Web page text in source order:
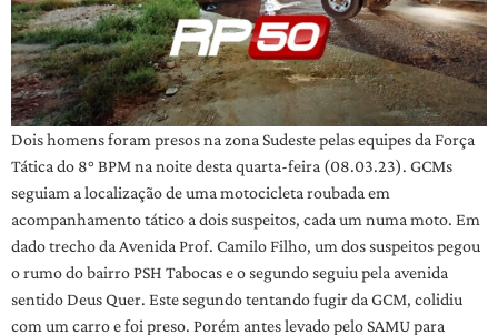
Dois homens foram presos na zona Sudeste pelas equipes da Força
Tática do 8° BPM na noite desta quarta-feira (08.03.23). GCMs
seguiam a localização de uma motocicleta roubada em
acompanhamento tático a dois suspeitos, cada um numa moto. Em
dado trecho da Avenida Prof. Camilo Filho, um dos suspeitos pegou
o rumo do bairro PSH Tabocas e o segundo seguiu pela avenida
sentido Deus Quer. Este segundo tentando fugir da GCM, colidiu
com um carro e foi preso. Porém antes levado pelo SAMU para